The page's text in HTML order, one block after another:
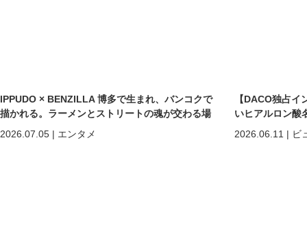
IPPUDO × BENZILLA 博多で生まれ、バンコクで
描かれる。ラーメンとストリートの魂が交わる場
2026.07.05 | エンタメ
【DACO独占
いヒアルロン酸
しくなる」だ
めの美容医療
2026.06.11 | ビ